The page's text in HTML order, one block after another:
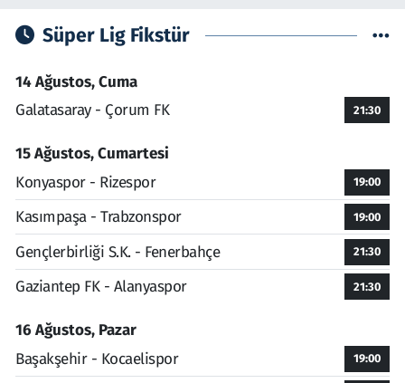
Süper Lig Fikstür
14 Ağustos, Cuma
Galatasaray - Çorum FK
21:30
15 Ağustos, Cumartesi
Konyaspor - Rizespor
19:00
Kasımpaşa - Trabzonspor 19:00
Gençlerbirliği S.K. - Fenerbahçe 21:30
Gaziantep FK - Alanyaspor 21:30
16 Ağustos, Pazar
Başakşehir - Kocaelispor
19:00